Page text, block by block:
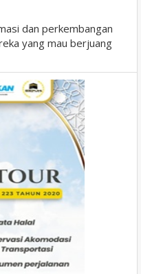
dan perkembangan
yang mau berjuang